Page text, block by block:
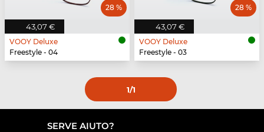
43,07 €
28 %
VOOY Deluxe
Freestyle - 04
43,07 €
28 %
VOOY Deluxe
Freestyle - 03
1/1
SERVE AIUTO?